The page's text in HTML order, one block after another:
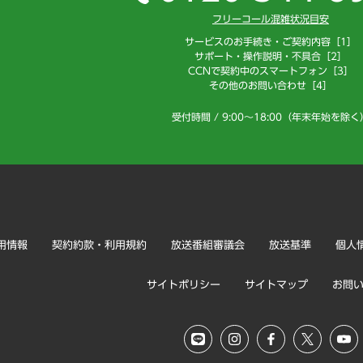
フリーコール混雑状況目安
サービスのお手続き・ご契約内容［1］
サポート・操作説明・不具合［2］
CCNで契約中のスマートフォン［3］
その他のお問い合わせ［4］
受付時間 / 9:00～18:00（年末年始を除く
情報 契約約款・利用規約 放送番組審議会 放送基準 個人
サイトポリシー サイトマップ お問